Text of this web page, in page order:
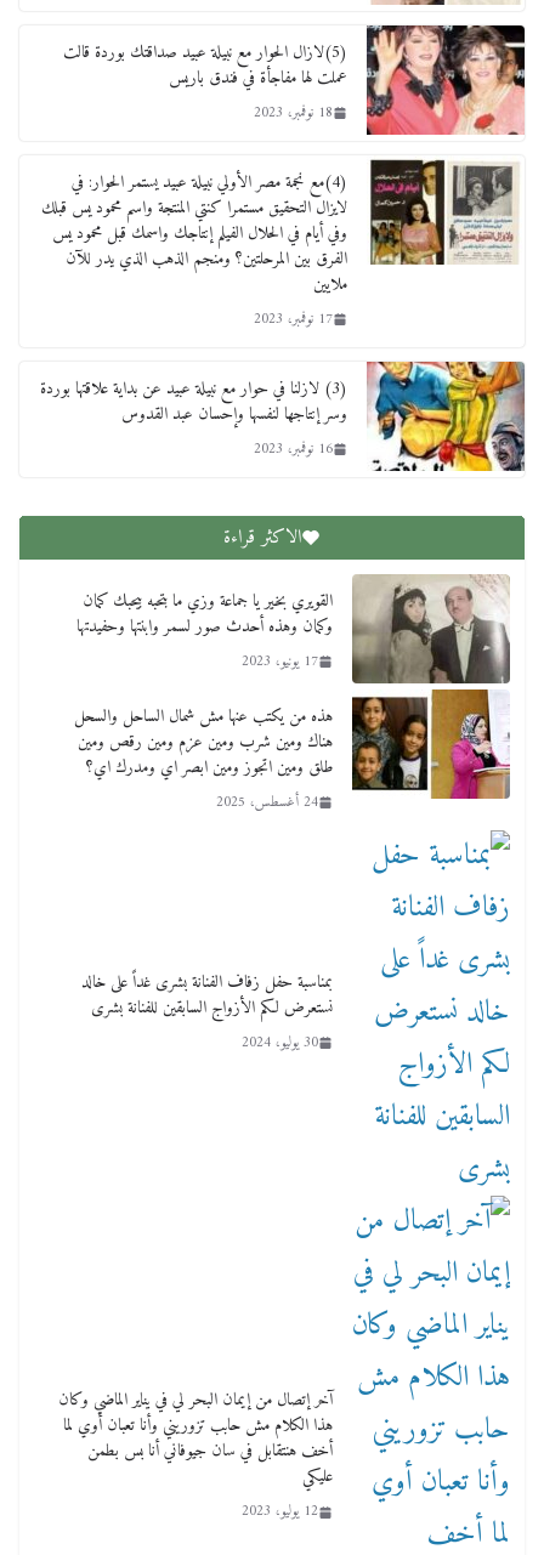
(5)لازال الحوار مع نبيلة عبيد صداقتك بوردة قالت
عملت لها مفاجأة في فندق باريس
18 نوفمبر، 2023
(4)مع نجمة مصر الأولي نبيلة عبيد يستمر الحوار: في
لايزال التحقيق مستمرا كنتي المنتجة واسم محمود يس قبلك
وفي أيام في الحلال الفيلم إنتاجك واسمك قبل محمود يس
الفرق بين المرحلتين؟ ومنجم الذهب الذي يدر للآن
ملايين
17 نوفمبر، 2023
(3) لازلنا في حوار مع نبيلة عبيد عن بداية علاقتها بوردة
وسر إنتاجها لنفسها وإحسان عبد القدوس
16 نوفمبر، 2023
الاكثر قراءة
القويري بخير يا جماعة وزي ما بتحبه بيحبك كمان
وكمان وهذه أحدث صور لسمر وابنتها وحفيدتها
17 يونيو، 2023
هذه من يكتب عنها مش شمال الساحل والسحل
هناك ومين شرب ومين عزم ومين رقص ومين
طلق ومين اتجوز ومين ابصر اي ومدرك اي؟
24 أغسطس، 2025
بمناسبة حفل زفاف الفنانة بشرى غداً على خالد
نستعرض لكم الأزواج السابقين للفنانة بشرى
30 يوليو، 2024
آخر إتصال من إيمان البحر لي في يناير الماضي وكان
هذا الكلام مش حابب تزوريني وأنا تعبان أوي لما
أخف هنتقابل في سان جيوفاني أنا بس بطمن
عليكي
12 يوليو، 2023